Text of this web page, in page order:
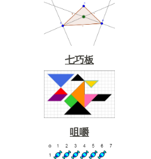
七巧板
咀嚼